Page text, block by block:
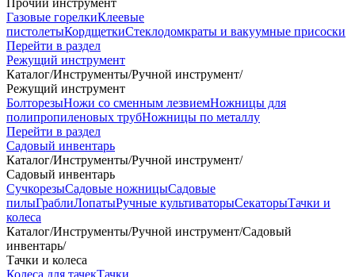
Прочий инструмент
Газовые горелкиКлеевые
пистолетыКордщеткиСтеклодомкраты и вакуумные присоски
Перейти в раздел
Режущий инструмент
Каталог/Инструменты/Ручной инструмент/
Режущий инструмент
БолторезыНожи со сменным лезвиемНожницы для
полипропиленовых трубНожницы по металлу
Перейти в раздел
Садовый инвентарь
Каталог/Инструменты/Ручной инструмент/
Садовый инвентарь
СучкорезыСадовые ножницыСадовые
пилыГраблиЛопатыРучные культиваторыСекаторыТачки и
колеса
Каталог/Инструменты/Ручной инструмент/Садовый
инвентарь/
Тачки и колеса
Колеса для тачекТачки